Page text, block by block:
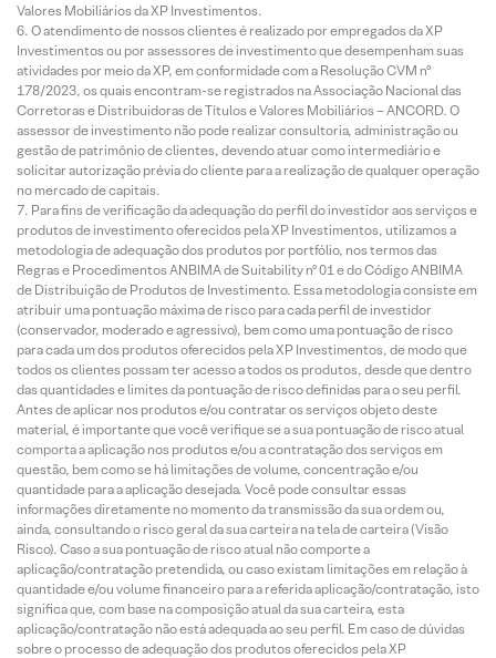
Valores Mobiliários da XP Investimentos.
O atendimento de nossos clientes é realizado por empregados da XP
Investimentos ou por assessores de investimento que desempenham suas
atividades por meio da XP, em conformidade com a Resolução CVM nº
178/2023, os quais encontram-se registrados na Associação Nacional das
Corretoras e Distribuidoras de Títulos e Valores Mobiliários – ANCORD. O
assessor de investimento não pode realizar consultoria, administração ou
gestão de patrimônio de clientes, devendo atuar como intermediário e
solicitar autorização prévia do cliente para a realização de qualquer operação
no mercado de capitais.
Para fins de verificação da adequação do perfil do investidor aos serviços e
produtos de investimento oferecidos pela XP Investimentos, utilizamos a
metodologia de adequação dos produtos por portfólio, nos termos das
Regras e Procedimentos ANBIMA de Suitability nº 01 e do Código ANBIMA
de Distribuição de Produtos de Investimento. Essa metodologia consiste em
atribuir uma pontuação máxima de risco para cada perfil de investidor
(conservador, moderado e agressivo), bem como uma pontuação de risco
para cada um dos produtos oferecidos pela XP Investimentos, de modo que
todos os clientes possam ter acesso a todos os produtos, desde que dentro
das quantidades e limites da pontuação de risco definidas para o seu perfil.
Antes de aplicar nos produtos e/ou contratar os serviços objeto deste
material, é importante que você verifique se a sua pontuação de risco atual
comporta a aplicação nos produtos e/ou a contratação dos serviços em
questão, bem como se há limitações de volume, concentração e/ou
quantidade para a aplicação desejada. Você pode consultar essas
informações diretamente no momento da transmissão da sua ordem ou,
ainda, consultando o risco geral da sua carteira na tela de carteira (Visão
Risco). Caso a sua pontuação de risco atual não comporte a
aplicação/contratação pretendida, ou caso existam limitações em relação à
quantidade e/ou volume financeiro para a referida aplicação/contratação, isto
significa que, com base na composição atual da sua carteira, esta
aplicação/contratação não está adequada ao seu perfil. Em caso de dúvidas
sobre o processo de adequação dos produtos oferecidos pela XP